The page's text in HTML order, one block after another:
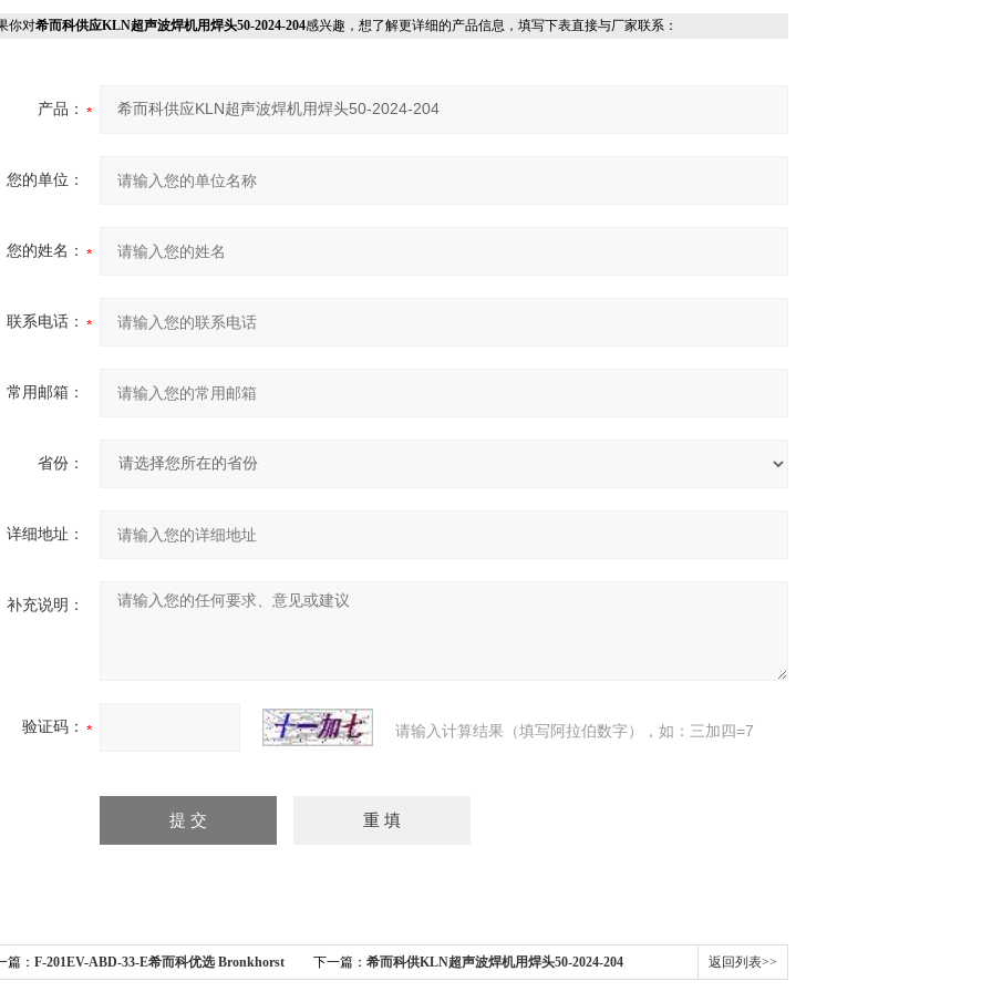
对希而科供应KLN超声波焊机用焊头50-2024-204感兴趣，想了解更详细的产品信息，填写下表直接与厂家联系：
产品：
您的单位：
您的姓名：
联系电话：
常用邮箱：
省份：
详细地址：
补充说明：
验证码： 请输入计算结果（填写阿拉伯数字），如：三加四=7
篇： F-201EV-ABD-33-E希而科优选 Bronkhorst 下一篇： 希而科供KLN超声波焊机用焊头50-2024-204 返回列表>>